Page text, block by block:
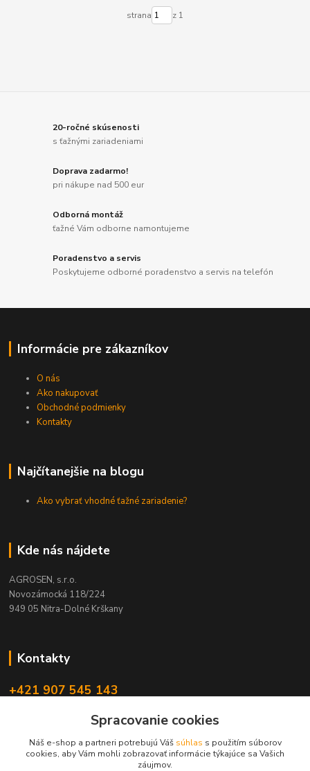
strana z 1
20-ročné skúsenosti
s ťažnými zariadeniami
Doprava zadarmo!
pri nákupe nad 500 eur
Odborná montáž
ťažné Vám odborne namontujeme
Poradenstvo a servis
Poskytujeme odborné poradenstvo a servis na telefón
Informácie pre zákazníkov
O nás
Ako nakupovať
Obchodné podmienky
Kontakty
Najčítanejšie na blogu
Ako vybrať vhodné ťažné zariadenie?
Kde nás nájdete
AGROSEN, s.r.o.
Novozámocká 118/224
949 05 Nitra-Dolné Krškany
Kontakty
+421 907 545 143
obchod@agrosen.sk
Spracovanie cookies
Náš e-shop a partneri potrebujú Váš súhlas s použitím súborov
cookies, aby Vám mohli zobrazovať informácie týkajúce sa Vašich
záujmov.